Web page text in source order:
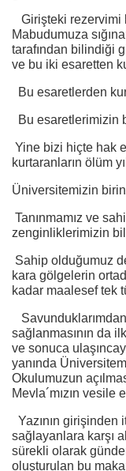
Girişteki rezervimi
Mabudumuza
tarafından bilindiği
ve bu iki esaretten
Bu esaretlerden
Bu esaretlerimizin
Yine bizi hiçte hak
kurtaranların ölüm
Üniversitemizin
Tanınmamız ve
zenginliklerimizin
Sahip olduğumuz
kara gölgelerin
kadar maalesef tek
sağlanmasının da
ve sonuca
yanında
Okulumuzun
Mevla´mızın vesile
Yazının
sağlayanlara karşı
sürekli olarak
oluşturulan bu